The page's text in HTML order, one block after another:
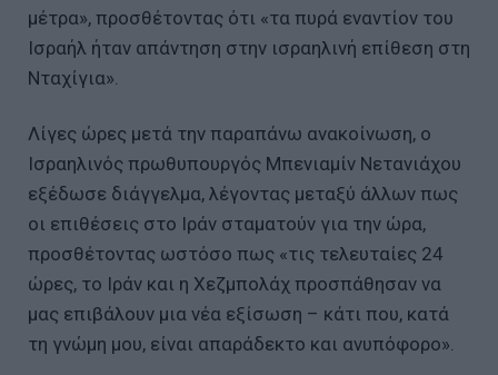
μέτρα», προσθέτοντας ότι «τα πυρά εναντίον του
Ισραήλ ήταν απάντηση στην ισραηλινή επίθεση στη
Νταχίγια».
Λίγες ώρες μετά την παραπάνω ανακοίνωση, ο
Ισραηλινός πρωθυπουργός Μπενιαμίν Νετανιάχου
εξέδωσε διάγγελμα, λέγοντας μεταξύ άλλων πως
οι επιθέσεις στο Ιράν σταματούν για την ώρα,
προσθέτοντας ωστόσο πως «τις τελευταίες 24
ώρες, το Ιράν και η Χεζμπολάχ προσπάθησαν να
μας επιβάλουν μια νέα εξίσωση – κάτι που, κατά
τη γνώμη μου, είναι απαράδεκτο και ανυπόφορο».